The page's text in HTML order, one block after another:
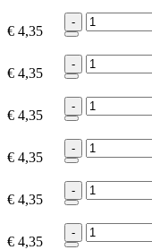
€ 4,35
-
€ 4,35
-
€ 4,35
-
€ 4,35
-
€ 4,35
-
€ 4,35
-